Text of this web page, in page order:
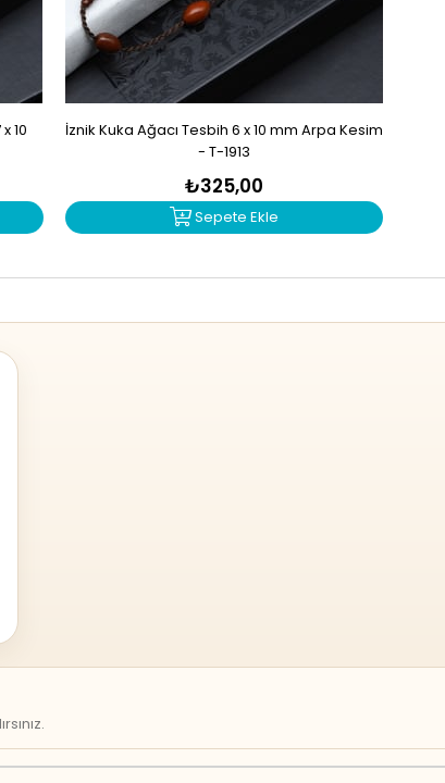
10
İznik Kuka Ağacı Tesbih 6 x 10 mm Arpa Kesim
- T-1913
₺325,00
Sepete Ekle